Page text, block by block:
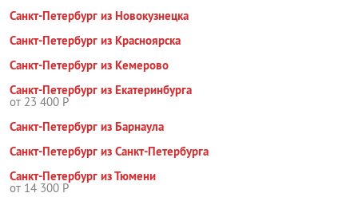
Санкт-Петербург из Новокузнецка
Санкт-Петербург из Красноярска
Санкт-Петербург из Кемерово
Санкт-Петербург из Екатеринбурга
от 23 400 Р
Санкт-Петербург из Барнаула
Санкт-Петербург из Санкт-Петербурга
Санкт-Петербург из Тюмени
от 14 300 Р